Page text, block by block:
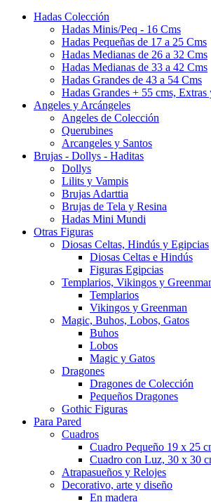
Hadas Colección
Hadas Minis/Peq - 16 Cms
Hadas Pequeñas de 17 a 25 Cms
Hadas Medianas de 26 a 32 Cms
Hadas Medianas de 33 a 42 Cms
Hadas Grandes de 43 a 54 Cms
Hadas Grandes + 55 cms, Extras
Angeles y Arcángeles
Angeles de Colección
Querubines
Arcangeles y Santos
Brujas - Dollys - Haditas
Dollys
Lilits y Vampis
Brujas Adarttia
Brujas de Tela y Resina
Hadas Mini Mundi
Otras Figuras
Diosas Celtas, Hindús y Egipcias
Diosas Celtas e Hindús
Figuras Egipcias
Templarios, Vikingos y
Templarios
Vikingos y Greenman
Magic, Buhos, Lobos, Gatos
Buhos
Lobos
Magic y Gatos
Dragones
Dragones de Colección
Pequeños Dragones
Gothic Figuras
Para Pared
Cuadros
Cuadro Pequeño 19 x 25
Cuadro con Luz, 30 x 30
Atrapasueños y Relojes
Decorativo, arte y diseño
En madera